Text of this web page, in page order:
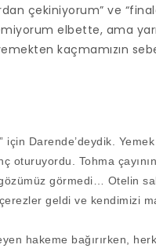
çekiniyorum” ve
elbette, ama yarı
kaçmamızın
Darende’deydik. Yemek
oturuyordu. Tohma çayının
gözümüz görmedi… Otelin
geldi ve kendimizi
hakeme bağırırken,